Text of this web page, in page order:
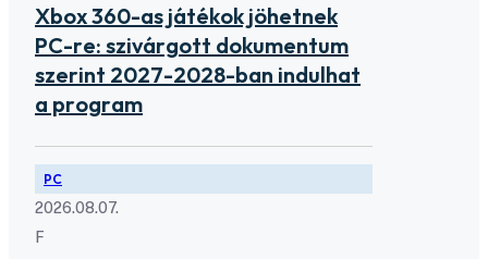
Xbox 360-as játékok jöhetnek
PC-re: szivárgott dokumentum
szerint 2027-2028-ban indulhat
a program
PC
2026.08.07.
F